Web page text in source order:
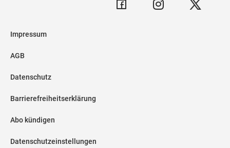
Impressum
AGB
Datenschutz
Barrierefreiheitserklärung
Abo kündigen
Datenschutzeinstellungen